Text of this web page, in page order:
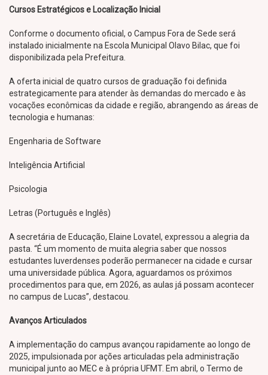
Cursos Estratégicos e Localização Inicial
Conforme o documento oficial, o Campus Fora de Sede será
instalado inicialmente na Escola Municipal Olavo Bilac, que foi
disponibilizada pela Prefeitura.
A oferta inicial de quatro cursos de graduação foi definida
estrategicamente para atender às demandas do mercado e às
vocações econômicas da cidade e região, abrangendo as áreas de
tecnologia e humanas:
Engenharia de Software
Inteligência Artificial
Psicologia
Letras (Português e Inglês)
A secretária de Educação, Elaine Lovatel, expressou a alegria da
pasta. “É um momento de muita alegria saber que nossos
estudantes luverdenses poderão permanecer na cidade e cursar
uma universidade pública. Agora, aguardamos os próximos
procedimentos para que, em 2026, as aulas já possam acontecer
no campus de Lucas”, destacou.
Avanços Articulados
A implementação do campus avançou rapidamente ao longo de
2025, impulsionada por ações articuladas pela administração
municipal junto ao MEC e à própria UFMT. Em abril, o Termo de